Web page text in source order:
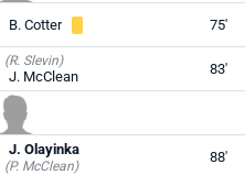
B. Cotter 75'
(R. Slevin)
J. McClean 83'
J. Olayinka
(P. McClean)
88'